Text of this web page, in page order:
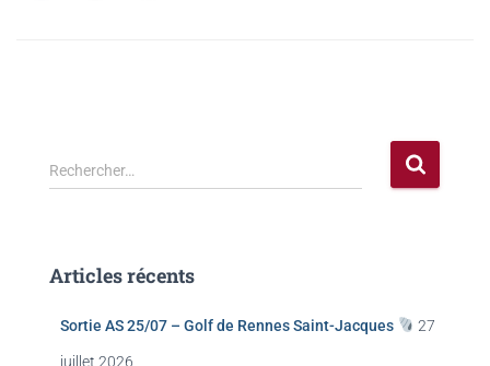
Rechercher…
Articles récents
Sortie AS 25/07 – Golf de Rennes Saint-Jacques 27
juillet 2026